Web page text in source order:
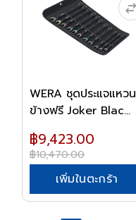
WERA ชุดประแจแหวน
ข้างฟรี Joker Blac...
฿9,423.00
฿10,470.00
เพิ่มในตะกร้า